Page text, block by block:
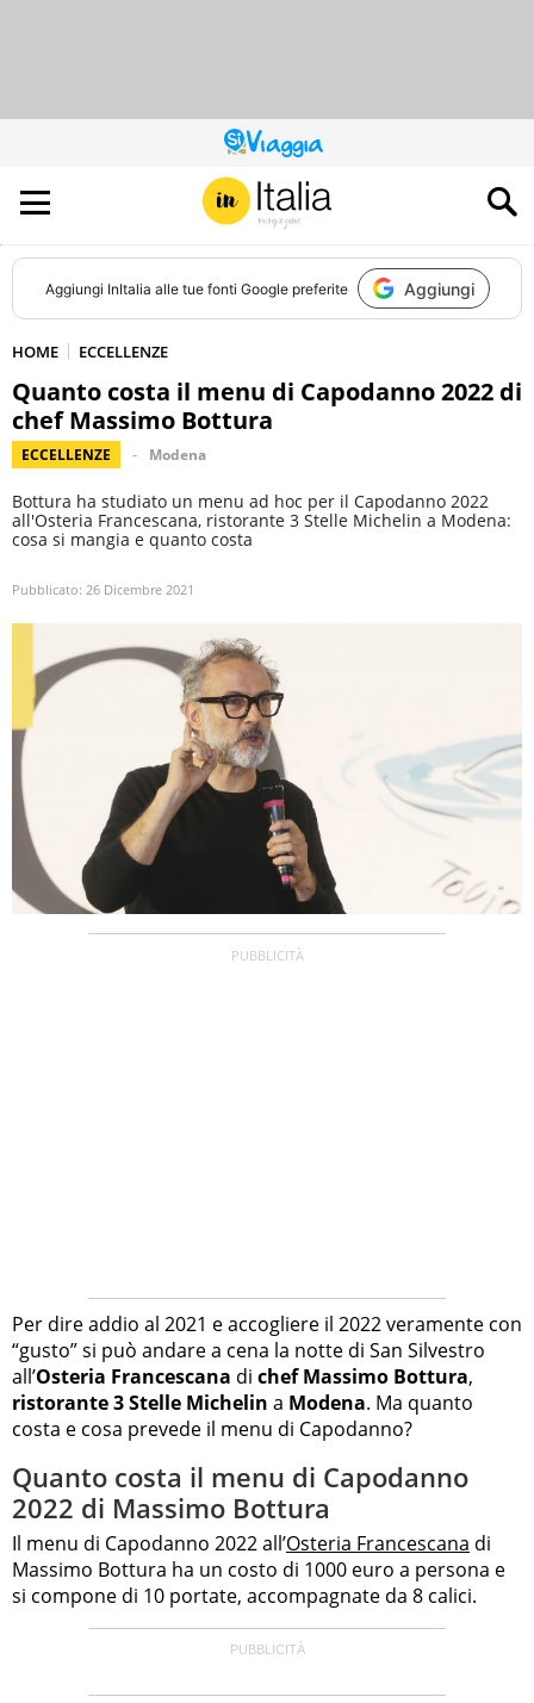
QUESTO
SITO
CONTRIBUISCE
ALL’AUDIENCE
DI
Aggiungi InItalia alle tue fonti Google preferite Aggiungi
HOME ECCELLENZE
Quanto costa il menu di Capodanno 2022 di
chef Massimo Bottura
ECCELLENZE Modena
Bottura ha studiato un menu ad hoc per il Capodanno 2022
all'Osteria Francescana, ristorante 3 Stelle Michelin a Modena:
cosa si mangia e quanto costa
Pubblicato: 26 Dicembre 2021
Per dire addio al 2021 e accogliere il 2022 veramente con
“gusto” si può andare a cena la notte di San Silvestro
all’Osteria Francescana di chef Massimo Bottura,
ristorante 3 Stelle Michelin a Modena. Ma quanto
costa e cosa prevede il menu di Capodanno?
Quanto costa il menu di Capodanno
2022 di Massimo Bottura
Il menu di Capodanno 2022 all’Osteria Francescana di
Massimo Bottura ha un costo di 1000 euro a persona e
si compone di 10 portate, accompagnate da 8 calici.